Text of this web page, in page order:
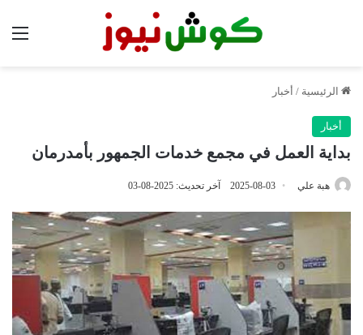
الرئيسية / أخبار
أخبار
بداية العمل في مجمع خدمات الجمهور بأمدرمان
هبة علي 2025-08-03 آخر تحديث: 2025-08-03